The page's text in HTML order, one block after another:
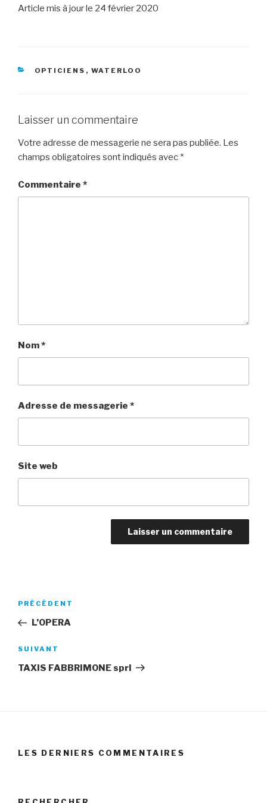
Article mis à jour le 24 février 2020
RUBRIQUES
OPTICIENS , WATERLOO
Laisser un commentaire
Votre adresse de messagerie ne sera pas publiée. Les
champs obligatoires sont indiqués avec *
Commentaire *
Nom*
Adresse de messagerie *
Site web
Navigation
l’article
Article
précédent
PRÉCÉDENT
L’OPERA
Article
suivant
SUIVANT
TAXIS FABBRIMONE sprl
LES DERNIERS COMMENTAIRES